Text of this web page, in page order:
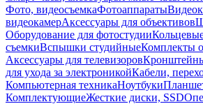
Фото, видеосъемкаФотоаппараты
видеокамерАксессуары для объективов
Оборудование для фотостудии
съемкиВспышки студийныеКомплекты
Аксессуары для телевизоров
для ухода за электроникойКабели,
Компьютерная техникаНоутбуки
КомплектующиеЖесткие диски, SSD